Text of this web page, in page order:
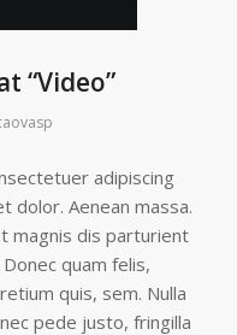
“Video”
adipiscing
dolor. Aenean massa.
magnis dis parturient
quam felis,
quis, sem. Nulla
pede justo, fringilla